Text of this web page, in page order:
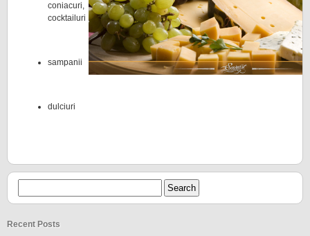
coniacuri,
cocktailuri
sampanii
dulciuri
Recent Posts